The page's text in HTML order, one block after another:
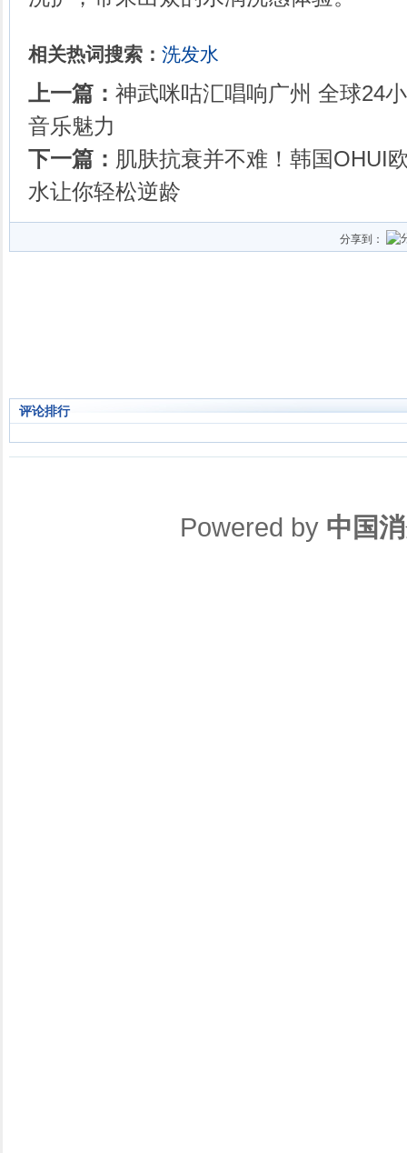
相关热词搜索： 洗发水
上一篇： 神武咪咕汇唱响广州 全球24
音乐魅力
下一篇： 肌肤抗衰并不难！韩国OHUI
水让你轻松逆龄
分享到：
评论排行
Powered by 中国